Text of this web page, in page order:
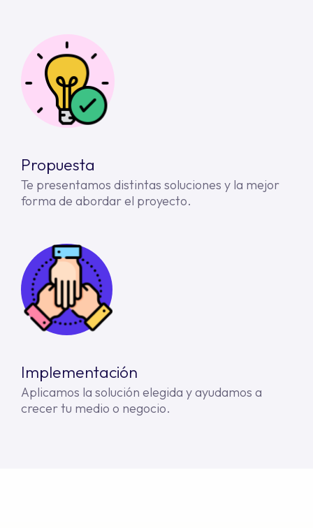
Propuesta
Te presentamos distintas soluciones y la mejor
forma de abordar el proyecto.
Implementación
Aplicamos la solución elegida y ayudamos a
crecer tu medio o negocio.